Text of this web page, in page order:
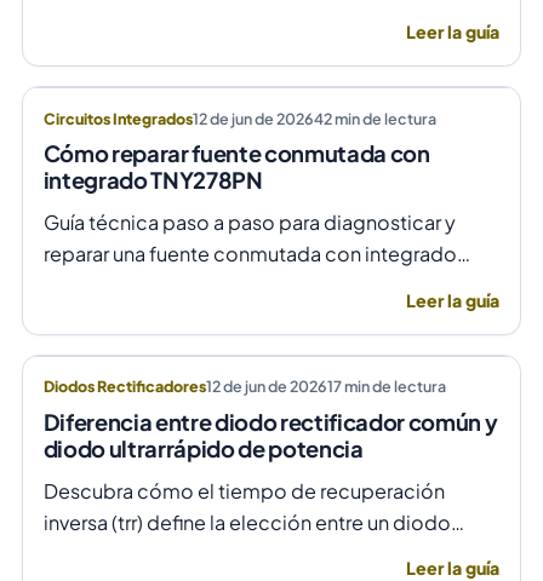
Leer la guía
Circuitos Integrados12 de jun de 202642min de lectura
Cómo reparar fuente conmutada con
integrado TNY278PN
Guía técnica paso a paso para diagnosticar y
reparar una fuente conmutada con integrado
Leer la guía
Diodos Rectificadores12 de jun de 202617min de lectura
Diferencia entre diodo rectificador común y
diodo ultrarrápido de potencia
Descubra cómo el tiempo de recuperación
inversa (trr) define la elección entre un diodo
Leer la guía